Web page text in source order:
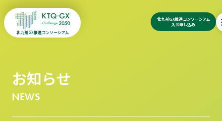
北九州GX推進コンソーシアム
北九州GX推進コンソーシアム
入会申し込み
お知らせ
NEWS